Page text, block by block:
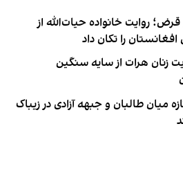
روایت خانواده حیات‌الله از
را تکان داد
زنان هرات از سایه سنگین
میان طالبان و جبهه آزادی در زیباک